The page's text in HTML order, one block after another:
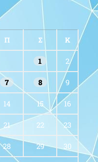
Π Σ Κ
1 2
7 8 9
14 15 16
21 22 23
28 29 30